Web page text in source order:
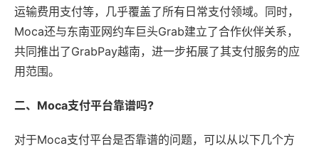
运输费用支付等，几乎覆盖了所有日常支付领域。同时，
Moca还与东南亚网约车巨头Grab建立了合作伙伴关系，
共同推出了GrabPay越南，进一步拓展了其支付服务的应
用范围。
二、Moca支付平台靠谱吗?
对于Moca支付平台是否靠谱的问题，可以从以下几个方